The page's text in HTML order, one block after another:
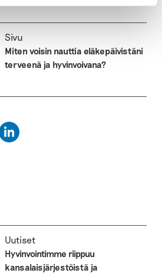
Sivu
Miten voisin nauttia eläkepäivistäni
terveenä ja hyvinvoivana?
Uutiset
Hyvinvointimme riippuu
kansalaisjärjestöistä ja